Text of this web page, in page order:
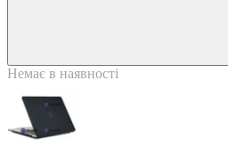
Немає в наявності